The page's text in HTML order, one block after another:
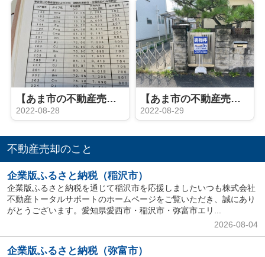
【あま市の不動産売却】マンション査定
2022-08-28
【あま市の不動産売却】看板設置
2022-08-29
不動産売却のこと
企業版ふるさと納税（稲沢市）
企業版ふるさと納税を通じて稲沢市を応援しましたいつも株式会社
不動産トータルサポートのホームページをご覧いただき、誠にあり
がとうございます。愛知県愛西市・稲沢市・弥富市エリ...
2026-08-04
企業版ふるさと納税（弥富市）